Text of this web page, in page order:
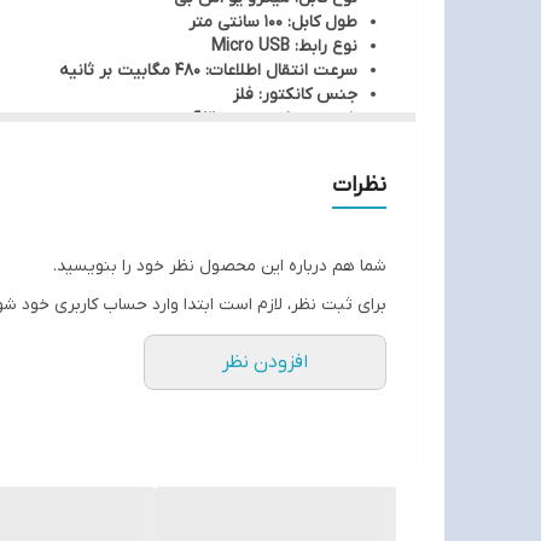
طول کابل: 100 سانتی متر
نوع رابط: Micro USB
سرعت انتقال اطلاعات: 480 مگابیت بر ثانیه
جنس کانکتور: فلز
شدت جریان عبوری: 3 آمپر
نظرات
شما هم درباره این محصول نظر خود را بنویسید.
برای ثبت نظر، لازم است ابتدا وارد حساب کاربری خود
افزودن نظر